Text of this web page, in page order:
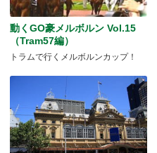
動くGO豪メルボルン Vol.15
（Tram57編）
トラムで行くメルボルンカップ！